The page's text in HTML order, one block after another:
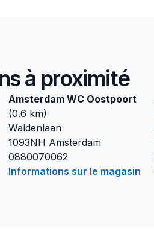
à proximité
Amsterdam WC Oostpoort
(0.6 km)
Waldenlaan
1093NH Amsterdam
0880070062
Informations sur le magasin